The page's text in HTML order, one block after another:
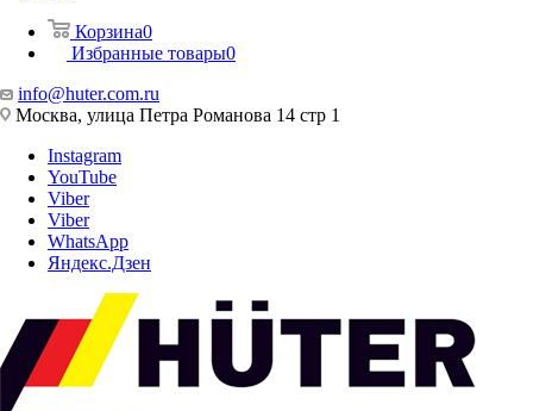
Корзина0
Избранные товары0
info@huter.com.ru
Москва, улица Петра Романова 14 стр 1
Instagram
YouTube
Viber
Viber
WhatsApp
Яндекс.Дзен